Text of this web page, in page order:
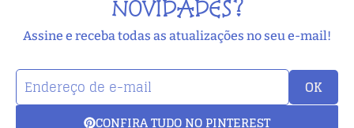
NOVIDADES?
Assine e receba todas as atualizações no seu e-mail!
OK
CONFIRA TUDO NO PINTEREST